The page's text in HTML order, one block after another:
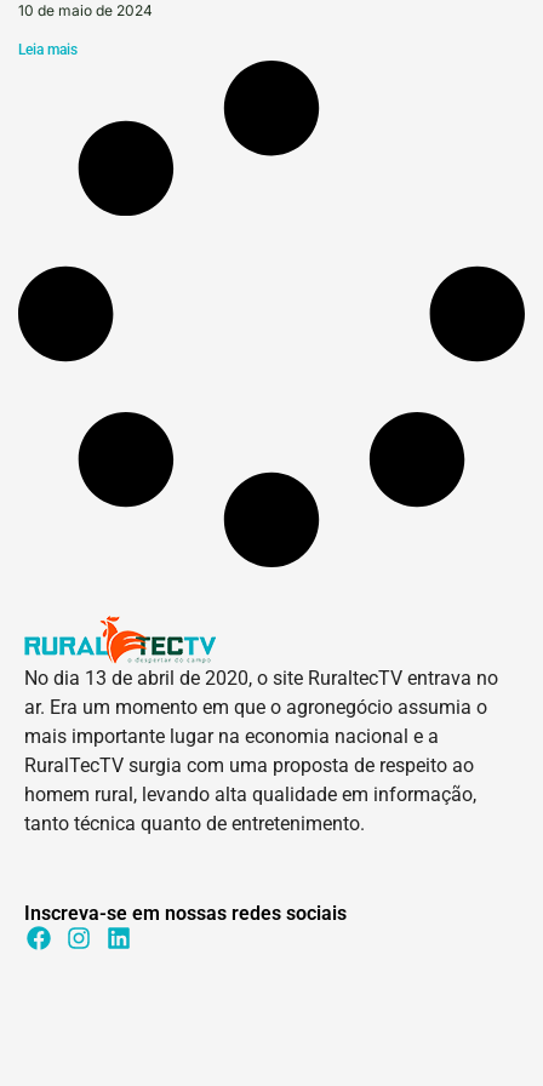
10 de maio de 2024
Leia mais
No dia 13 de abril de 2020, o site RuraltecTV entrava no
ar. Era um momento em que o agronegócio assumia o
mais importante lugar na economia nacional e a
RuralTecTV surgia com uma proposta de respeito ao
homem rural, levando alta qualidade em informação,
tanto técnica quanto de entretenimento.
Inscreva-se em nossas redes sociais